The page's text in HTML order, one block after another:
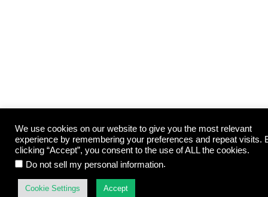
We use cookies on our website to give you the most relevant
experience by remembering your preferences and repeat visits.
clicking “Accept”, you consent to the use of ALL the cookies.
Do not sell my personal information.
Cookie Settings Accept